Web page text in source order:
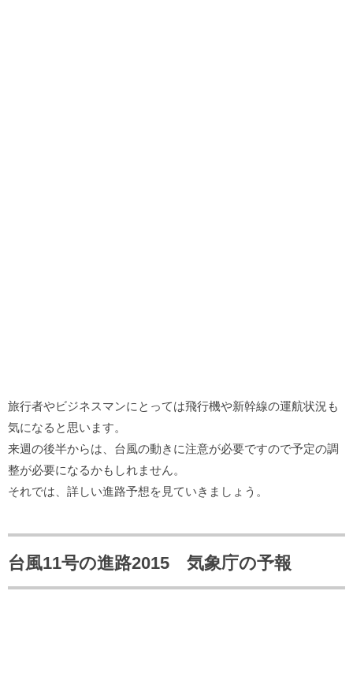
旅行者やビジネスマンにとっては飛行機や新幹線の運航状況も
気になると思います。
来週の後半からは、台風の動きに注意が必要ですので予定の調
整が必要になるかもしれません。
それでは、詳しい進路予想を見ていきましょう。
台風11号の進路2015 気象庁の予報